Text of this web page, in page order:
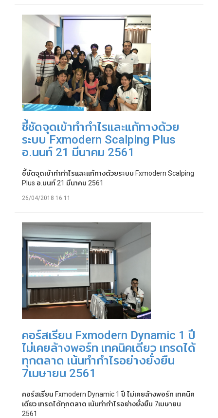
ชี้ชัดจุดเข้าทำกำไรและแก้ทางด้วย
ระบบ Fxmodern Scalping Plus
อ.นนท์ 21 มีนาคม 2561
ชี้ชัดจุดเข้าทำกำไรและแก้ทางด้วยระบบ Fxmodern Scalping
Plus อ.นนท์ 21 มีนาคม 2561
26/04/2018 16:11
คอร์สเรียน Fxmodern Dynamic 1 ปี
ไม่เคยล้างพอร์ท เทคนิคเดียว เทรดได้
ทุกตลาด เน้นทำกำไรอย่างยั่งยืน
7เมษายน 2561
คอร์สเรียน Fxmodern Dynamic 1 ปี ไม่เคยล้างพอร์ท เทคนิค
เดียว เทรดได้ทุกตลาด เน้นทำกำไรอย่างยั่งยืน 7เมษายน
2561